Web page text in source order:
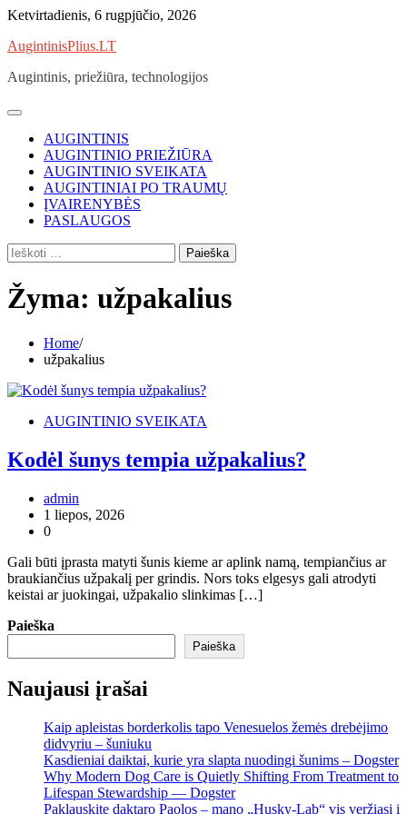
Skip
content
Ketvirtadienis, 6 rugpjūčio, 2026
AugintinisPlius.LT
Augintinis, priežiūra, technologijos
AUGINTINIS
AUGINTINIO PRIEŽIŪRA
AUGINTINIO SVEIKATA
AUGINTINIAI PO TRAUMŲ
ĮVAIRENYBĖS
PASLAUGOS
Ieškoti:
Žyma: užpakalius
Home
užpakalius
AUGINTINIO SVEIKATA
Kodėl šunys tempia užpakalius?
admin
1 liepos, 2026
0
Gali būti įprasta matyti šunis kieme ar aplink namą, tempiančius ar
braukiančius užpakalį per grindis. Nors toks elgesys gali atrodyti
keistai ar juokingai, užpakalio slinkimas […]
Paieška
Paieška
Naujausi įrašai
Kaip apleistas borderkolis tapo Venesuelos žemės drebėjimo
didvyriu – šuniuku
Kasdieniai daiktai, kurie yra slapta nuodingi šunims – Dogster
Why Modern Dog Care is Quietly Shifting From Treatment to
Lifespan Stewardship — Dogster
Paklauskite daktaro Paolos – mano „Husky-Lab“ vis veržiasi į